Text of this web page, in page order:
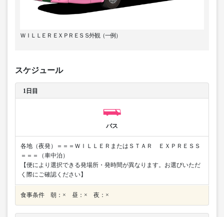
ＷＩＬＬＥＲ ＥＸＰＲＥＳＳ外観（一例）
スケジュール
1日目
バス
各地（夜発）＝＝＝ＷＩＬＬＥＲまたはＳＴＡＲ ＥＸＰＲＥＳＳ
＝＝＝（車中泊）
【便により選択できる発場所・発時間が異なります。お選びいただ
く際にご確認ください】
食事条件 朝：× 昼：× 夜：×